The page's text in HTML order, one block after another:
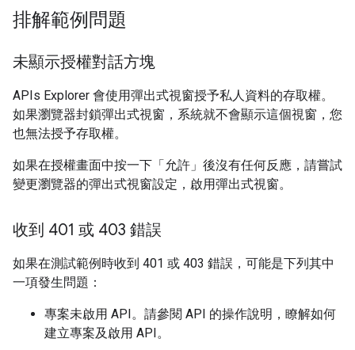
排解範例問題
未顯示授權對話方塊
APIs Explorer 會使用彈出式視窗授予私人資料的存取權。
如果瀏覽器封鎖彈出式視窗，系統就不會顯示這個視窗，您
也無法授予存取權。
如果在授權畫面中按一下「允許」後沒有任何反應，請嘗試
變更瀏覽器的彈出式視窗設定，啟用彈出式視窗。
收到 401 或 403 錯誤
如果在測試範例時收到 401 或 403 錯誤，可能是下列其中
一項發生問題：
專案未啟用 API。請參閱 API 的操作說明，瞭解如何
建立專案及啟用 API。